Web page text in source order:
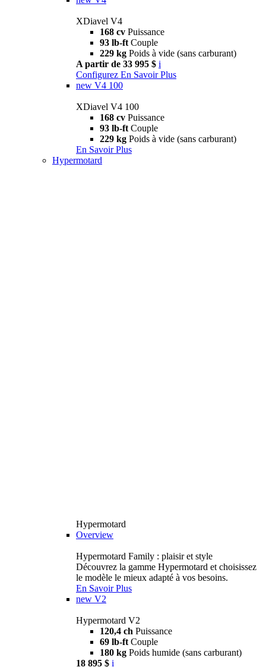
XDiavel V4
168 cv Puissance
93 lb-ft Couple
229 kg Poids à vide (sans carburant)
A partir de 33 995 $ i
Configurez En Savoir Plus
new V4 100
XDiavel V4 100
168 cv Puissance
93 lb-ft Couple
229 kg Poids à vide (sans carburant)
En Savoir Plus
Hypermotard
Hypermotard
Overview
Hypermotard Family : plaisir et style
Découvrez la gamme Hypermotard et choisissez
le modèle le mieux adapté à vos besoins.
En Savoir Plus
new V2
Hypermotard V2
120,4 ch Puissance
69 lb-ft Couple
180 kg Poids humide (sans carburant)
18 895 $ i